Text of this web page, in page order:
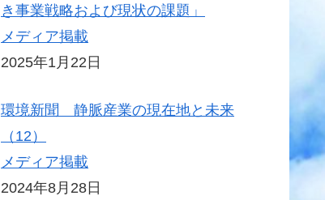
き事業戦略および現状の課題」
メディア掲載
2025年1月22日
環境新聞 静脈産業の現在地と未来
（12）
メディア掲載
2024年8月28日